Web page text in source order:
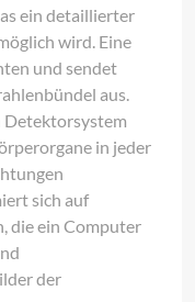
ein detaillierter
wird. Eine
und sendet
aus.
Detektorsystem
in jeder
sich auf
die ein Computer
der